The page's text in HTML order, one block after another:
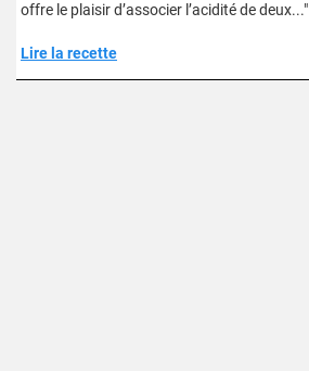
offre le plaisir d’associer l’acidité de deux..."
Lire la recette